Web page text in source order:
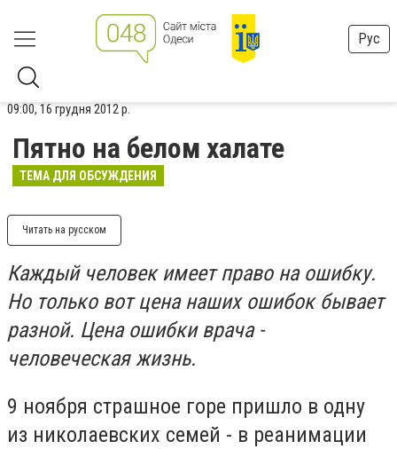
Рус
09:00, 16 грудня 2012 р.
Пятно на белом халате
ТЕМА ДЛЯ ОБСУЖДЕНИЯ
Читать на русском
Каждый человек имеет право на ошибку.
Но только вот цена наших ошибок бывает
разной. Цена ошибки врача -
человеческая жизнь.
9 ноября страшное горе пришло в одну
из николаевских семей - в реанимации